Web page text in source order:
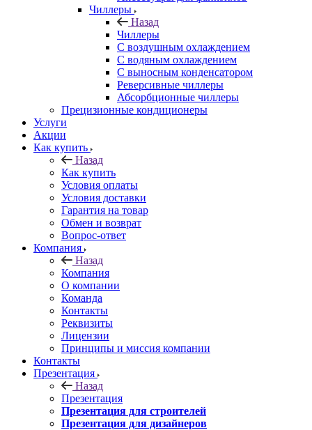
Чиллеры
Назад
Чиллеры
С воздушным охлаждением
С водяным охлаждением
С выносным конденсатором
Реверсивные чиллеры
Абсорбционные чиллеры
Прецизионные кондиционеры
Услуги
Акции
Как купить
Назад
Как купить
Условия оплаты
Условия доставки
Гарантия на товар
Обмен и возврат
Вопрос-ответ
Компания
Назад
Компания
О компании
Команда
Контакты
Реквизиты
Лицензии
Принципы и миссия компании
Контакты
Презентация
Назад
Презентация
Презентация для строителей
Презентация для дизайнеров